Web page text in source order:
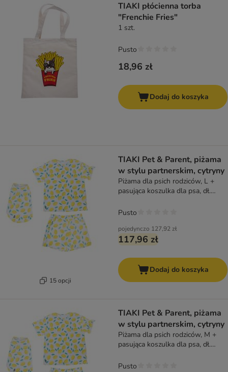
TIAKI płócienna torba
"Frenchie Fries"
1 szt.
18,96 zł
Pusto
Dodaj do koszyka
15 opcji
TIAKI Pet & Parent, piżama
w stylu partnerskim, cytryny
Piżama dla psich rodziców, L +
pasująca koszulka dla psa, dł.
pojedynczo 127,92 zł
117,96 zł
Pusto
Dodaj do koszyka
TIAKI Pet & Parent, piżama
w stylu partnerskim, cytryny
Piżama dla psich rodziców, M +
pasująca koszulka dla psa, dł.
Pusto